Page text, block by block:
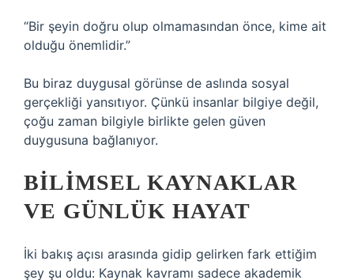
“Bir şeyin doğru olup olmamasından önce, kime ait
olduğu önemlidir.”
Bu biraz duygusal görünse de aslında sosyal
gerçekliği yansıtıyor. Çünkü insanlar bilgiye değil,
çoğu zaman bilgiyle birlikte gelen güven
duygusuna bağlanıyor.
BILIMSEL KAYNAKLAR
VE GÜNLÜK HAYAT
İki bakış açısı arasında gidip gelirken fark ettiğim
şey şu oldu: Kaynak kavramı sadece akademik